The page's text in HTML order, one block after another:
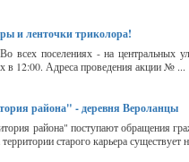
и ленточки триколора!
всех поселениях - на центральных
в 12:00. Адреса проведения акции № ...
района" - деревня Вероланцы
района" поступают обращения
старого карьера существует